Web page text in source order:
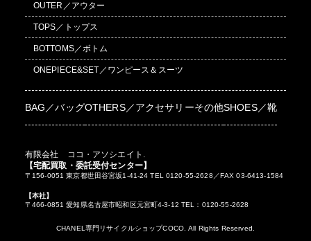
OUTER／アウター
TOPS／トップス
BOTTOMS／ボトム
ONEPIECE&SET／ワンピース＆スーツ
BAG／バッグOTHERS／アクセサリーその他SHOES／靴
有限会社 ココ・アソシエイト.
【宅配買取・委託受付センター】
〒156-0051 東京都世田谷宮坂1-41-24 TEL 0120-55-2628／FAX 03-6413-1584
【本社】
〒466-0851 愛知県名古屋市昭和区元宮町4-3-12 TEL：0120-55-2628
CHANEL専門リサイクルショップCOCO. All Rights Reserved.